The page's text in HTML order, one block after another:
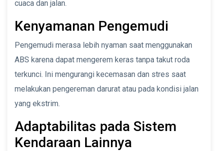
cuaca dan jalan.
Kenyamanan Pengemudi
Pengemudi merasa lebih nyaman saat menggunakan
ABS karena dapat mengerem keras tanpa takut roda
terkunci. Ini mengurangi kecemasan dan stres saat
melakukan pengereman darurat atau pada kondisi jalan
yang ekstrim.
Adaptabilitas pada Sistem
Kendaraan Lainnya